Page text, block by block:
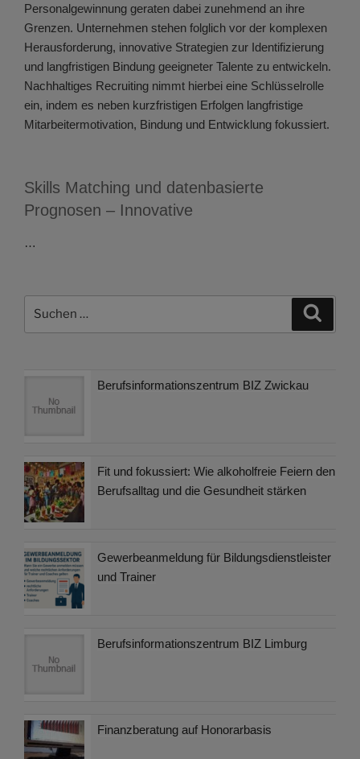
Personalgewinnung geraten dabei zunehmend an ihre
Grenzen. Unternehmen stehen folglich vor der komplexen
Herausforderung, innovative Strategien zur Identifizierung
und langfristigen Bindung geeigneter Talente zu entwickeln.
Nachhaltiges Recruiting nimmt hierbei eine Schlüsselrolle
ein, indem es neben kurzfristigen Erfolgen langfristige
Mitarbeitermotivation, Bindung und Entwicklung fokussiert.
Skills Matching und datenbasierte
Prognosen – Innovative
…
Berufsinformationszentrum BIZ Zwickau
Fit und fokussiert: Wie alkoholfreie Feiern den
Berufsalltag und die Gesundheit stärken
Gewerbeanmeldung für Bildungsdienstleister
und Trainer
Berufsinformationszentrum BIZ Limburg
Finanzberatung auf Honorarbasis